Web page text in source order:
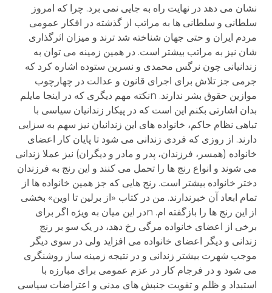
نشان می دهد در نهایت راه به جایی نمی برد. چرا که امروز
سلطانی و سلطانی ها به مراتب از گذشته در افکار عمومی
مردم ایران و حتی جهان شناخته شد ترند و میزان اثرگذاری
شان نیز به مراتب بیشتر است. در همین زمینه می توان به
زندانیانی چون نرگس محمدی و نسرین ستوده اشاره کرد که
جرمی جز تلاش برای اجرای قانون و عدالت در چهارچوب
موازین حقوق بشر ندارند. nنکته مهم دیگری که در اینجا مایلم
بدان اشارتی بکنم این است که در پیکار زندانیان سیاسی با
تباهی نظام حاکم، خانواده های این زندانیان نیز سهم به سزایی
دارند. از روزی که فردی زندانی می شود تا پایان کار اعضای
خانواده (همسر، فرزندان، پدر و مادر و دیگران) نیز عملا زندانی
می شوند و انواع رنج ها را تحمل می کنند و این رنج به فرزندان
دختر خانواده بیشتر است. رنج هایی که جز همین خانواده ها از
تمام ابعاد آن خبرندارند. من در کتاب «از برلین تا اوین» بخشی
از این رنج ها را بازگفته ام. nدر این میان به ویژه اگر برای
برخی از اعضای خانواده مرگی رخ دهد، در یک سو بر رنج
زندانی و دیگر اعضای خانواده می افزاید ولی در سوی دیگر
موجب شهرت بیشتر زندانی و در نتیجه زمینه ساز روشنگری
می شود و در فرجام کار در عزم عمومی برای مبارزه با
استبداد و ظلم و تقویت جنبش های مدنی و اعتراضات سیاسی